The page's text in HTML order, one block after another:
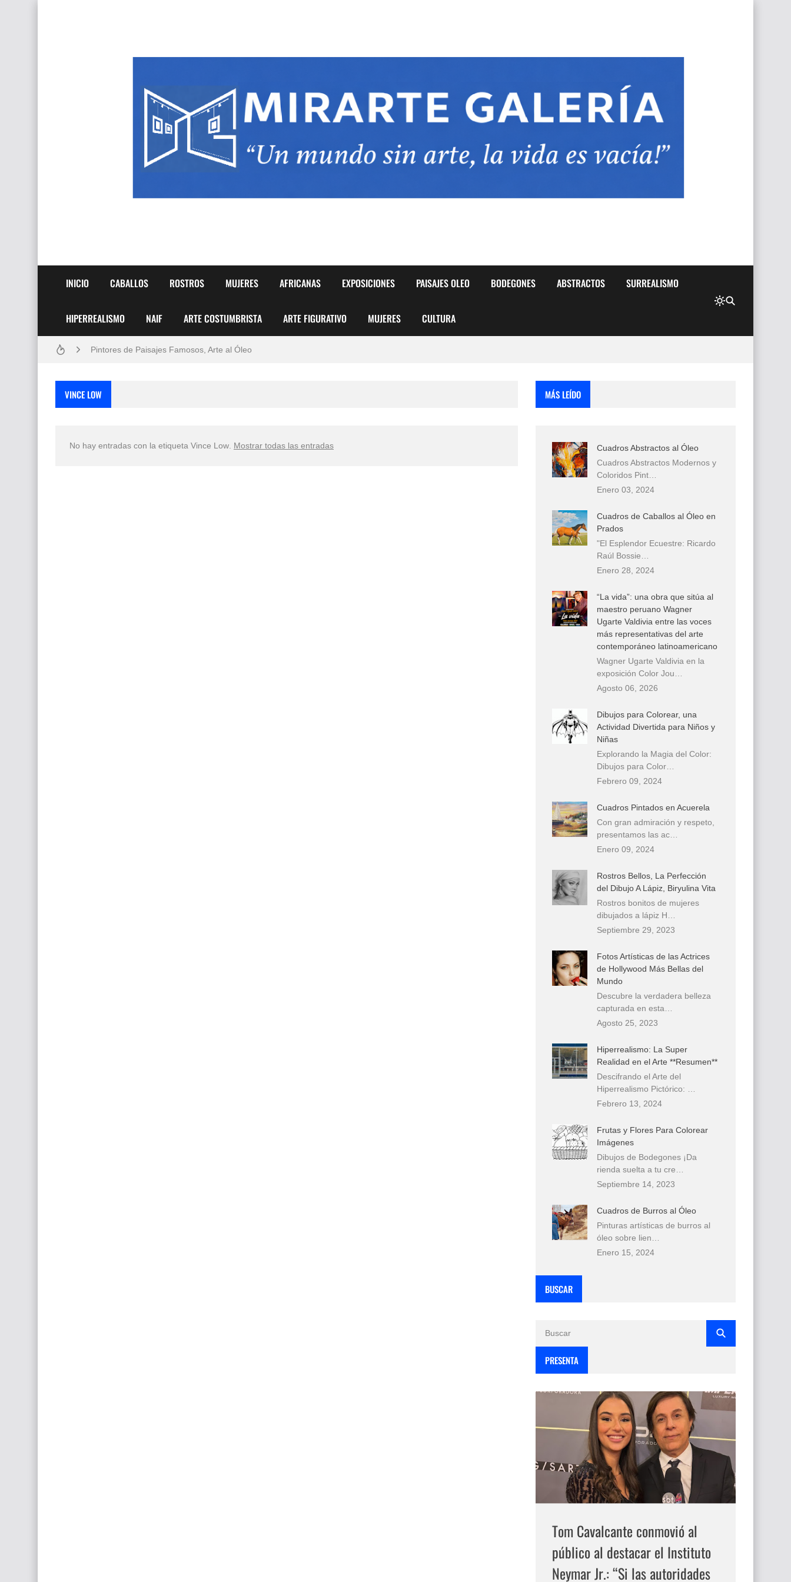
INICIO CABALLOS ROSTROS MUJERES AFRICANAS EXPOSICIONES PAISAJES OLEO BODEGONES ABSTRACTOS SURREALISMO
HIPERREALISMO NAIF ARTE COSTUMBRISTA ARTE FIGURATIVO MUJERES CULTURA
Frutas y Flores Para Colorear Imágenes
Pintores de Paisajes Famosos, Arte al Óleo
VINCE LOW
No hay entradas con la etiqueta Vince Low Mostrar todas las entradas
MÁS LEÍDO
Cuadros Abstractos al Óleo
Cuadros Abstractos Modernos y
Coloridos Pint…
Enero 03, 2024
Cuadros de Caballos al Óleo en
Prados
"El Esplendor Ecuestre: Ricardo
Raúl Bossie…
Enero 28, 2024
“La vida”: una obra que sitúa al
maestro peruano Wagner
Ugarte Valdivia entre las voces
más representativas del arte
contemporáneo latinoamericano
Wagner Ugarte Valdivia en la
exposición Color Jou…
Agosto 06, 2026
Dibujos para Colorear, una
Actividad Divertida para Niños y
Niñas
Explorando la Magia del Color:
Dibujos para Color…
Febrero 09, 2024
Cuadros Pintados en Acuerela
Con gran admiración y respeto,
presentamos las ac…
Enero 09, 2024
Rostros Bellos, La Perfección
del Dibujo A Lápiz, Biryulina Vita
Rostros bonitos de mujeres
dibujados a lápiz H…
Septiembre 29, 2023
Fotos Artísticas de las Actrices
de Hollywood Más Bellas del
Mundo
Descubre la verdadera belleza
capturada en esta…
Agosto 25, 2023
Hiperrealismo: La Super
Realidad en el Arte **Resumen**
Descifrando el Arte del
Hiperrealismo Pictórico: …
Febrero 13, 2024
Frutas y Flores Para Colorear
Imágenes
Dibujos de Bodegones ¡Da
rienda suelta a tu cre…
Septiembre 14, 2023
Cuadros de Burros al Óleo
Pinturas artísticas de burros al
óleo sobre lien…
Enero 15, 2024
BUSCAR
PRESENTA
Tom Cavalcante conmovió al
público al destacar el Instituto
Neymar Jr.: “Si las autoridades